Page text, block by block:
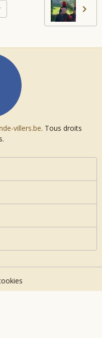
villers.be. Tous droits